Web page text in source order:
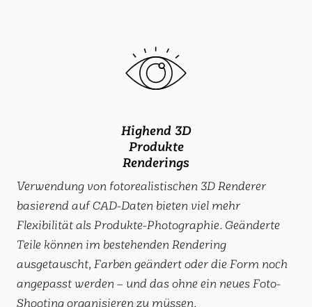
Highend 3D
Produkte
Renderings
Verwendung von fotorealistischen 3D Renderer
basierend auf CAD-Daten bieten viel mehr
Flexibilität als Produkte-Photographie. Geänderte
Teile können im bestehenden Rendering
ausgetauscht, Farben geändert oder die Form noch
angepasst werden – und das ohne ein neues Foto-
Shooting organisieren zu müssen.